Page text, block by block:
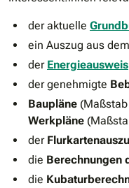
der aktuelle
ein Auszug aus dem
der Energieausweis
der genehmigte
Baupläne
Werkpläne
der
die Berechnungen
die